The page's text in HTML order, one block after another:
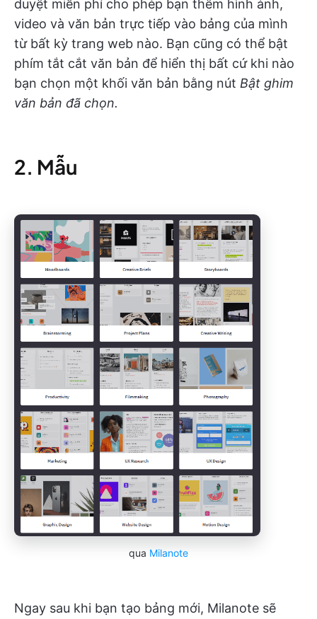
duyệt miễn phí cho phép bạn thêm hình ảnh,
video và văn bản trực tiếp vào bảng của mình
từ bất kỳ trang web nào. Bạn cũng có thể bật
phím tắt cắt văn bản để hiển thị bất cứ khi nào
bạn chọn một khối văn bản bằng nút Bật ghim
văn bản đã chọn.
2. Mẫu
qua Milanote
Ngay sau khi bạn tạo bảng mới, Milanote sẽ